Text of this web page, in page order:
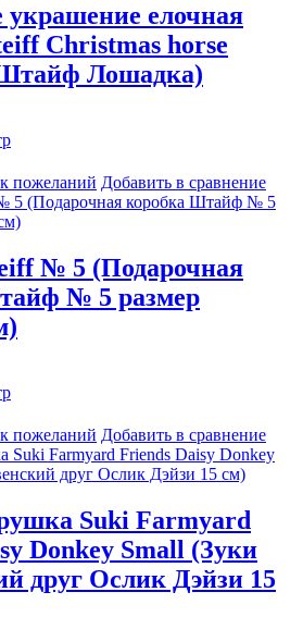
украшение елочная
Christmas horse
Лошадка)
пожеланий Добавить в сравнение
№ 5 (Подарочная
№ 5 размер
пожеланий Добавить в сравнение
Suki Farmyard
Donkey Small (Зуки
друг Ослик Дэйзи 15